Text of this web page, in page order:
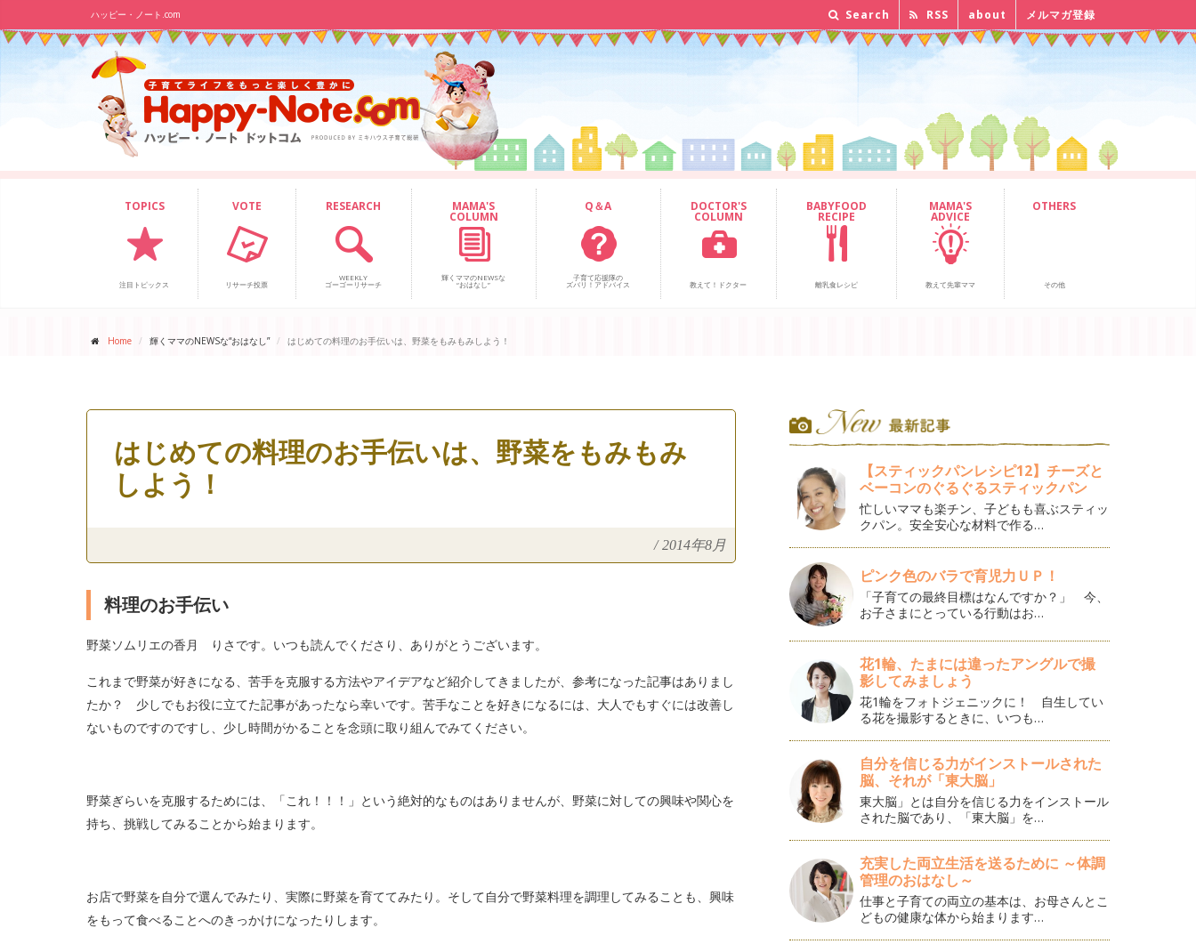
ハッピー・ノート.com Search RSS about メルマガ登録
TOPICS
注目トピックス
VOTE
リサーチ投票
RESEARCH
WEEKLY
ゴーゴーリサーチ
MAMA'S
COLUMN
輝くママのNEWSな
“おはなし”
Q＆A
子育て応援隊の
ズバリ！アドバイス
DOCTOR'S
COLUMN
教えて！ドクター
BABYFOOD
RECIPE
離乳食レシピ
MAMA'S
ADVICE
教えて先輩ママ
OTHERS
その他
Home 輝くママのNEWSな“おはなし” はじめての料理のお手伝いは、野菜をもみもみしよう！
はじめての料理のお手伝いは、野菜をもみもみ
しよう！
/ 2014年8月
料理のお手伝い
野菜ソムリエの香月 りさです。いつも読んでくださり、ありがとうございます。
これまで野菜が好きになる、苦手を克服する方法やアイデアなど紹介してきましたが、参考になった記事はありまし
たか？ 少しでもお役に立てた記事があったなら幸いです。苦手なことを好きになるには、大人でもすぐには改善し
ないものですのですし、少し時間がかることを念頭に取り組んでみてください。
野菜ぎらいを克服するためには、「これ！！！」という絶対的なものはありませんが、野菜に対しての興味や関心を
持ち、挑戦してみることから始まります。
お店で野菜を自分で選んでみたり、実際に野菜を育ててみたり。そして自分で野菜料理を調理してみることも、興味
をもって食べることへのきっかけになったりします。
【スティックパンレシピ12】チーズと
ベーコンのぐるぐるスティックパン
忙しいママも楽チン、子どもも喜ぶスティッ
クパン。安全安心な材料で作る…
ピンク色のバラで育児力ＵＰ！
「子育ての最終目標はなんですか？」 今、
お子さまにとっている行動はお…
花1輪、たまには違ったアングルで撮
影してみましょう
花1輪をフォトジェニックに！ 自生してい
る花を撮影するときに、いつも…
自分を信じる力がインストールされた
脳、それが「東大脳」
東大脳」とは自分を信じる力をインストール
された脳であり、「東大脳」を…
充実した両立生活を送るために ～体調
管理のおはなし～
仕事と子育ての両立の基本は、お母さんとこ
どもの健康な体から始まります…